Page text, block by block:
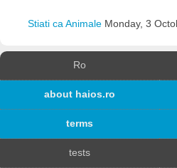
Stiati ca Animale Monday, 3
Ro
about haios.ro
terms
tests